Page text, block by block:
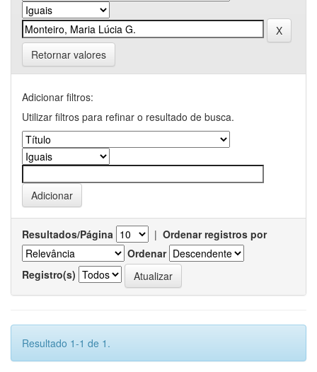
Retornar valores
Adicionar filtros:
Utilizar filtros para refinar o resultado de busca.
Resultados/Página | Ordenar registros por
Ordenar
Registro(s)
Resultado 1-1 de 1.